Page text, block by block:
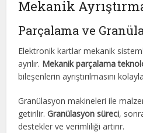
Mekanik
Parçalama ve
Elektronik kartlar mekanik
ayrılır. Mekanik parçalama
bileşenlerin ayrıştırılmasını
Granülasyon makineleri ile
getirilir.Granülasyon süreci,
destekler ve verimliliği artırır.